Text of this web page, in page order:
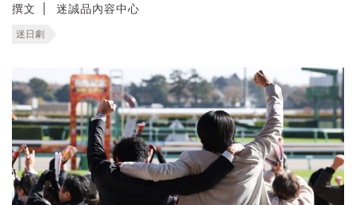
撰文 迷誠品內容中心
迷日劇